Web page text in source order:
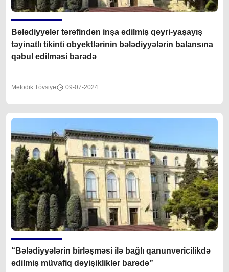
Bələdiyyələr tərəfindən inşa edilmiş qeyri-yaşayış
təyinatlı tikinti obyektlərinin bələdiyyələrin balansına
qəbul edilməsi barədə
Metodik Tövsiyə 09-07-2024
“Bələdiyyələrin birləşməsi ilə bağlı qanunvericilikdə
edilmiş müvafiq dəyişikliklər barədə”